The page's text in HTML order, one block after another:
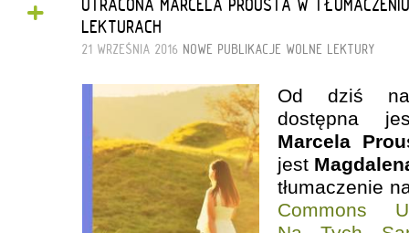
+
LEKTURACH
21 WRZEŚNIA 2016 NOWE PUBLIKACJE WOLNE LEKTURY
Od dziś na
dostępna
Marcela
jest
tłumaczenie
Commons